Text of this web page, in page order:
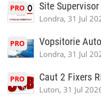
PRO Site Supervisor
Londra, 31 Jul
PRO Vopsitorie
Londra, 31 Jul
PRO Caut 2 Fixers
Luton, 31 Jul